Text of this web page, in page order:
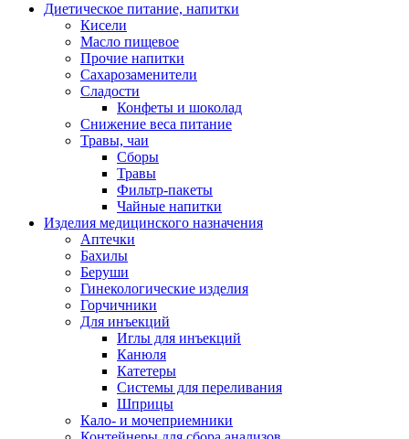
Диетическое питание, напитки
Кисели
Масло пищевое
Прочие напитки
Сахарозаменители
Сладости
Конфеты и шоколад
Снижение веса питание
Травы, чаи
Сборы
Травы
Фильтр-пакеты
Чайные напитки
Изделия медицинского назначения
Аптечки
Бахилы
Беруши
Гинекологические изделия
Горчичники
Для инъекций
Иглы для инъекций
Канюля
Катетеры
Системы для переливания
Шприцы
Кало- и мочеприемники